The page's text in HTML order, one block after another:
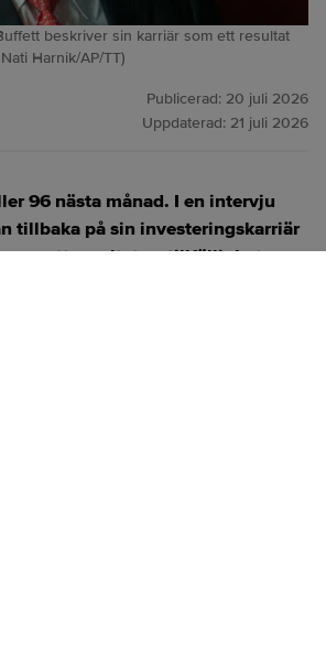
beskriver sin karriär som ett resultat
Harnik/AP/TT)
Publicerad: 20 juli 2026
Uppdaterad: 21 juli 2026
96 nästa månad. I en intervju
tillbaka på sin investeringskarriär
som ett resultat av tillfälligheter.